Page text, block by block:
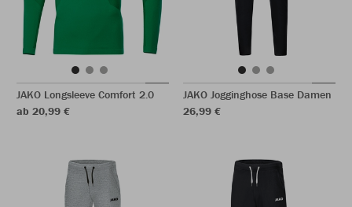
JAKO Longsleeve Comfort 2.0
ab 20,99 €
JAKO Jogginghose Base Damen
26,99 €